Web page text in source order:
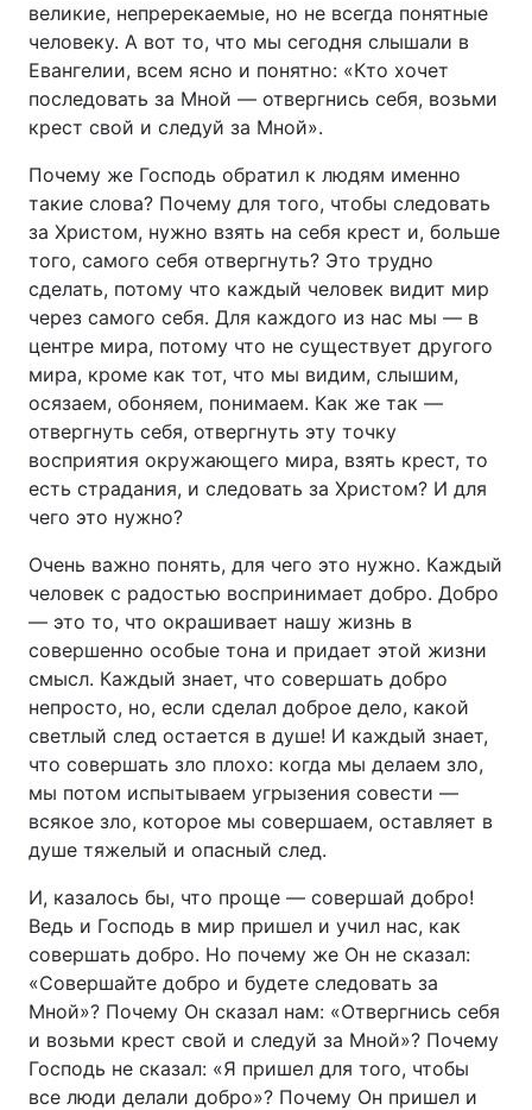
великие, непререкаемые, но не всегда понятные
человеку. А вот то, что мы сегодня слышали в
Евангелии, всем ясно и понятно: «Кто хочет
последовать за Мной — отвергнись себя, возьми
крест свой и следуй за Мной».
Почему же Господь обратил к людям именно
такие слова? Почему для того, чтобы следовать
за Христом, нужно взять на себя крест и, больше
того, самого себя отвергнуть? Это трудно
сделать, потому что каждый человек видит мир
через самого себя. Для каждого из нас мы — в
центре мира, потому что не существует другого
мира, кроме как тот, что мы видим, слышим,
осязаем, обоняем, понимаем. Как же так —
отвергнуть себя, отвергнуть эту точку
восприятия окружающего мира, взять крест, то
есть страдания, и следовать за Христом? И для
чего это нужно?
Очень важно понять, для чего это нужно. Каждый
человек с радостью воспринимает добро. Добро
— это то, что окрашивает нашу жизнь в
совершенно особые тона и придает этой жизни
смысл. Каждый знает, что совершать добро
непросто, но, если сделал доброе дело, какой
светлый след остается в душе! И каждый знает,
что совершать зло плохо: когда мы делаем зло,
мы потом испытываем угрызения совести —
всякое зло, которое мы совершаем, оставляет в
душе тяжелый и опасный след.
И, казалось бы, что проще — совершай добро!
Ведь и Господь в мир пришел и учил нас, как
совершать добро. Но почему же Он не сказал:
«Совершайте добро и будете следовать за
Мной»? Почему Он сказал нам: «Отвергнись себя
и возьми крест свой и следуй за Мной»? Почему
Господь не сказал: «Я пришел для того, чтобы
все люди делали добро»? Почему Он пришел и